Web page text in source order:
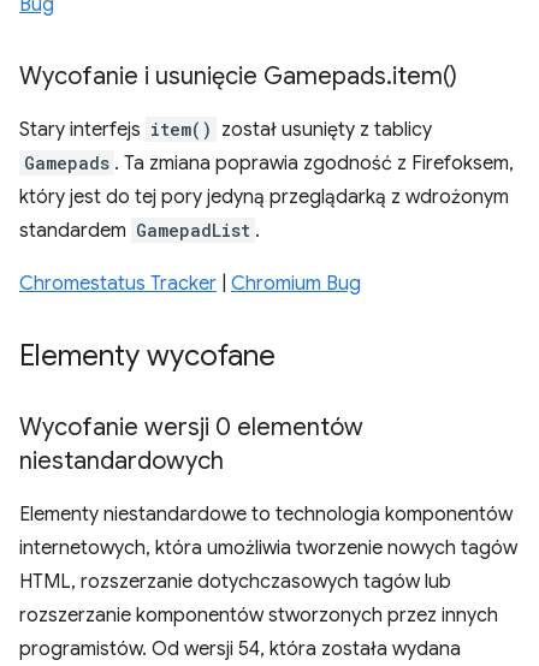
Bug
Wycofanie i usunięcie Gamepads.item()
Stary interfejs item() został usunięty z tablicy
Gamepads . Ta zmiana poprawia zgodność z Firefoksem,
który jest do tej pory jedyną przeglądarką z wdrożonym
standardem GamepadList .
Chromestatus Tracker Chromium Bug
Elementy wycofane
Wycofanie wersji 0 elementów
niestandardowych
Elementy niestandardowe to technologia komponentów
internetowych, która umożliwia tworzenie nowych tagów
HTML, rozszerzanie dotychczasowych tagów lub
rozszerzanie komponentów stworzonych przez innych
programistów. Od wersji 54, która została wydana